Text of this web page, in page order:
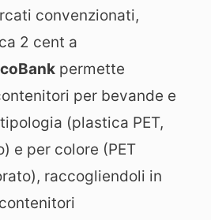
convenzionati,
2 cent a
permette
per bevande e
(plastica PET,
e per colore (PET
raccogliendoli in